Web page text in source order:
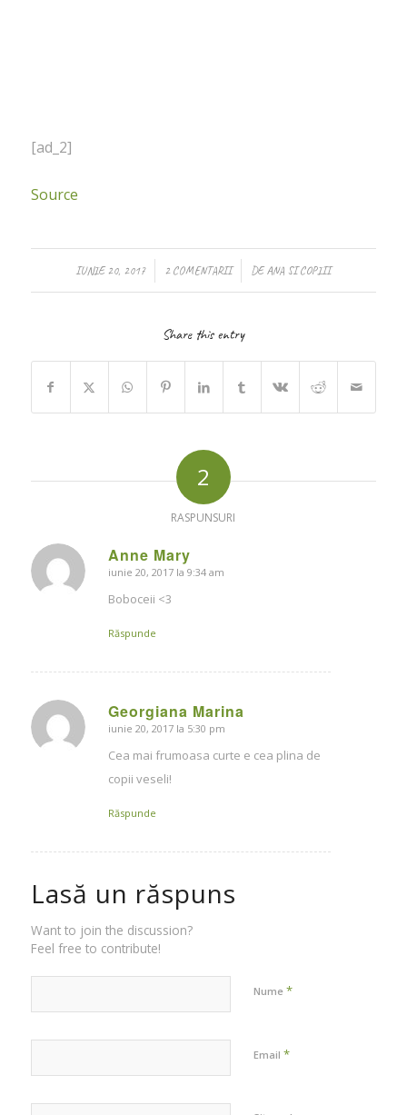
[ad_2]
Source
IUNIE 20, 2017
/ 2 COMENTARII
/ DEANA SI COPIII
Share this entry
2
RASPUNSURI
Anne Mary
says:
iunie 20, 2017 la 9:34 am
Boboceii <3
Răspunde
Georgiana Marina
says:
iunie 20, 2017 la 5:30 pm
Cea mai frumoasa curte e cea plina de
copii veseli!
Răspunde
Lasă un răspuns
Want to join the discussion?
Feel free to contribute!
Nume *
Email *